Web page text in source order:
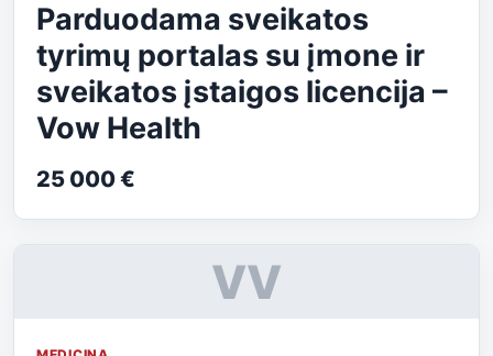
Parduodama sveikatos
tyrimų portalas su įmone ir
sveikatos įstaigos licencija –
Vow Health
25 000 €
VV